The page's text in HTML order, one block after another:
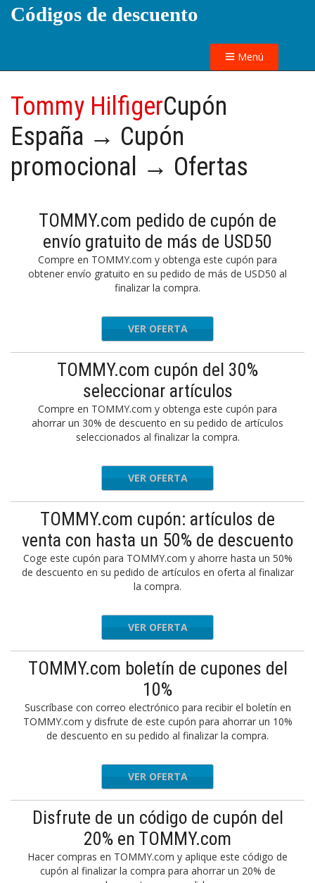
Códigos de descuento
Menú
Tommy HilfigerCupón
España → Cupón
promocional → Ofertas
TOMMY.com pedido de cupón de
envío gratuito de más de USD50
Compre en TOMMY.com y obtenga este cupón para
obtener envío gratuito en su pedido de más de USD50 al
finalizar la compra.
VER OFERTA
TOMMY.com cupón del 30%
seleccionar artículos
Compre en TOMMY.com y obtenga este cupón para
ahorrar un 30% de descuento en su pedido de artículos
seleccionados al finalizar la compra.
VER OFERTA
TOMMY.com cupón: artículos de
venta con hasta un 50% de descuento
Coge este cupón para TOMMY.com y ahorre hasta un 50%
de descuento en su pedido de artículos en oferta al finalizar
la compra.
VER OFERTA
TOMMY.com boletín de cupones del
10%
Suscríbase con correo electrónico para recibir el boletín en
TOMMY.com y disfrute de este cupón para ahorrar un 10%
de descuento en su pedido al finalizar la compra.
VER OFERTA
Disfrute de un código de cupón del
20% en TOMMY.com
Hacer compras en TOMMY.com y aplique este código de
cupón al finalizar la compra para ahorrar un 20% de